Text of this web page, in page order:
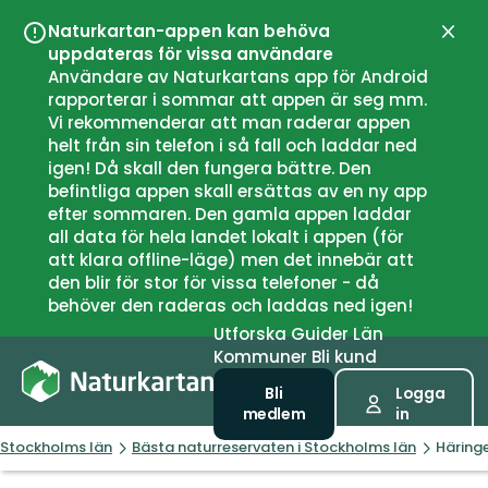
Naturkartan-appen kan behöva
uppdateras för vissa användare
Användare av Naturkartans app för Android
rapporterar i sommar att appen är seg mm.
Vi rekommenderar att man raderar appen
helt från sin telefon i så fall och laddar ned
igen! Då skall den fungera bättre. Den
befintliga appen skall ersättas av en ny app
efter sommaren. Den gamla appen laddar
all data för hela landet lokalt i appen (för
att klara offline-läge) men det innebär att
den blir för stor för vissa telefoner - då
behöver den raderas och laddas ned igen!
UtforskaGuiderLän
Kommuner Bli kund
Bli
medlem
Logga
in
Stockholms län Bästa naturreservaten i Stockholms län